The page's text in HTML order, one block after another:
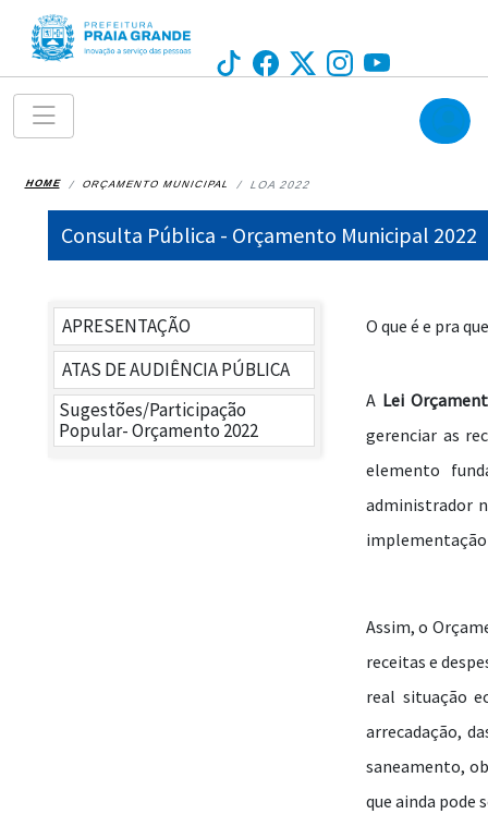
HOME ORÇAMENTO MUNICIPAL LOA 2022
Consulta Pública - Orçamento Municipal 2022
APRESENTAÇÃO
ATAS DE AUDIÊNCIA PÚBLICA
LDO 2022
Sugestões/Participação
Popular- Orçamento 2022
O que é e pra
A Lei
gerenciar as
elemento
administrador
Assim, o
receitas e
real situação
arrecadação,
saneamento,
que ainda pode